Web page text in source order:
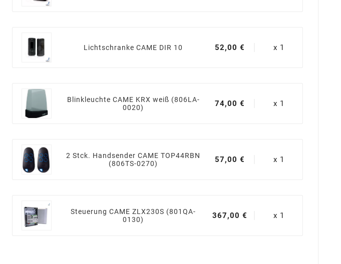
Lichtschranke CAME DIR 10 52,00 € x 1
Blinkleuchte CAME KRX weiß (806LA-
0020)
74,00 € x 1
2 Stck. Handsender CAME TOP44RBN
(806TS-0270)
57,00 € x 1
Steuerung CAME ZLX230S (801QA-
0130)
367,00 € x 1